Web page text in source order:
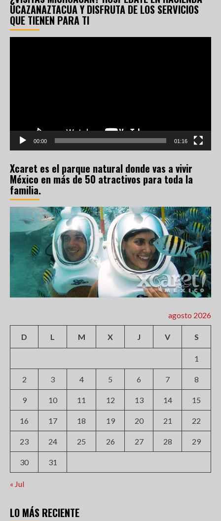
UCAZANAZTACUA Y DISFRUTA DE LOS SERVICIOS
QUE TIENEN PARA TI
00:00 01:16
Xcaret es el parque natural donde vas a vivir
México en más de 50 atractivos para toda la
familia.
agosto 2026
D L M X J V S
1
2 3 4 5 6 7 8
9 10 11 12 13 14 15
16 17 18 19 20 21 22
23 24 25 26 27 28 29
30 31
« Jul
LO MÁS RECIENTE